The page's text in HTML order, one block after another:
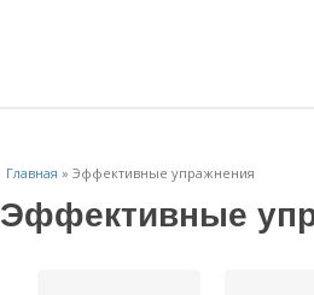
Главная » Эффективные упражнения
Эффективные